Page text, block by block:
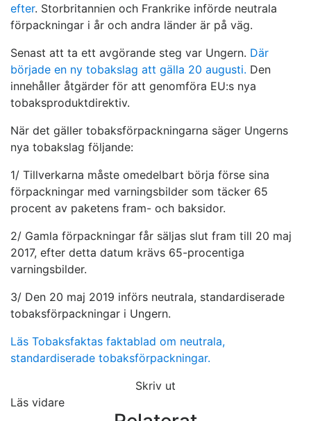
efter. Storbritannien och Frankrike införde neutrala
förpackningar i år och andra länder är på väg.
Senast att ta ett avgörande steg var Ungern. Där
började en ny tobakslag att gälla 20 augusti. Den
innehåller åtgärder för att genomföra EU:s nya
tobaksproduktdirektiv.
När det gäller tobaksförpackningarna säger Ungerns
nya tobakslag följande:
1/ Tillverkarna måste omedelbart börja förse sina
förpackningar med varningsbilder som täcker 65
procent av paketens fram- och baksidor.
2/ Gamla förpackningar får säljas slut fram till 20 maj
2017, efter detta datum krävs 65-procentiga
varningsbilder.
3/ Den 20 maj 2019 införs neutrala, standardiserade
tobaksförpackningar i Ungern.
Läs Tobaksfaktas faktablad om neutrala,
standardiserade tobaksförpackningar.
Skriv ut
Läs vidare